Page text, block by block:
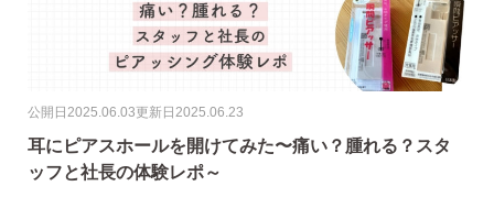
お支払い
・Amazon Pay
・クレジットカード
配送・送料
・宅配便
公開日 2025.06.03更新日 2025.06.23
耳にピアスホールを開けてみた〜痛い？腫れる？スタ
ッフと社長の体験レポ～